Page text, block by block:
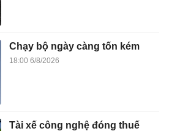
Chạy bộ ngày càng tốn kém
18:00 6/8/2026
Tài xế công nghệ đóng thuế